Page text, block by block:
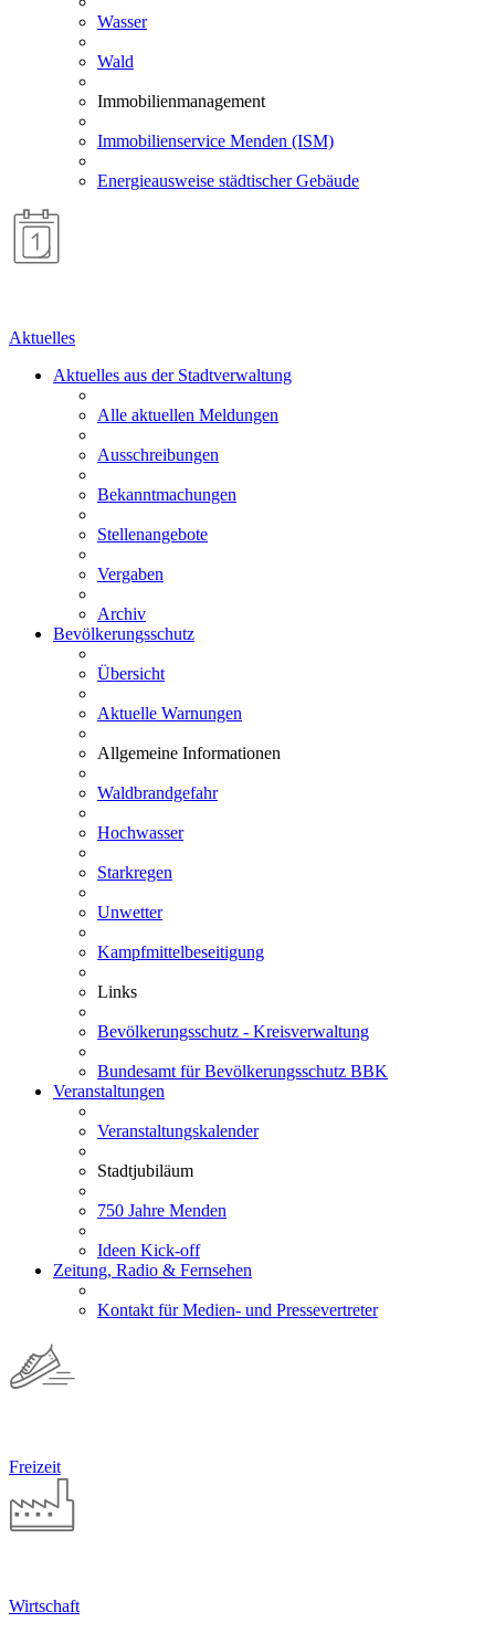
Wasser
Wald
Immobilienmanagement
Immobilienservice Menden (ISM)
Energieausweise städtischer Gebäude
Aktuelles
Aktuelles aus der Stadtverwaltung
Alle aktuellen Meldungen
Ausschreibungen
Bekanntmachungen
Stellenangebote
Vergaben
Archiv
Bevölkerungsschutz
Übersicht
Aktuelle Warnungen
Allgemeine Informationen
Waldbrandgefahr
Hochwasser
Starkregen
Unwetter
Kampfmittelbeseitigung
Links
Bevölkerungsschutz - Kreisverwaltung
Bundesamt für Bevölkerungsschutz BBK
Veranstaltungen
Veranstaltungskalender
Stadtjubiläum
750 Jahre Menden
Ideen Kick-off
Zeitung, Radio & Fernsehen
Kontakt für Medien- und Pressevertreter
Freizeit
Wirtschaft